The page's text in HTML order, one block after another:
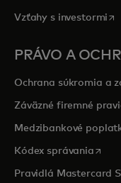
Vzťahy s investormi
PRÁVO A
Ochrana súkromia a
Záväzné firemné
Medzibankové
Kódex správania
Pravidlá Mastercard